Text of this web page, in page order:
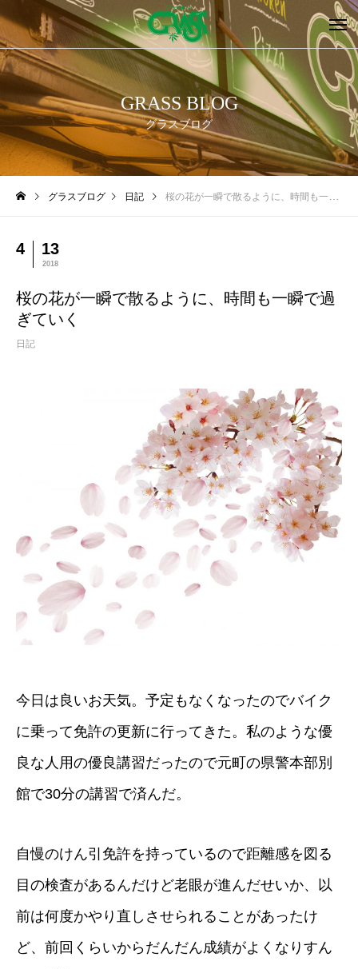
GRASS BLOG
グラスブログ
グラスブログ 日記 桜の花が一瞬で散るように、時間も一瞬で過ぎていく
4 13
2018
桜の花が一瞬で散るように、時間も一瞬で過
ぎていく
日記
今日は良いお天気。予定もなくなったのでバイク
に乗って免許の更新に行ってきた。私のような優
良な人用の優良講習だったので元町の県警本部別
館で30分の講習で済んだ。
自慢のけん引免許を持っているので距離感を図る
目の検査があるんだけど老眼が進んだせいか、以
前は何度かやり直しさせられることがあったけ
ど、前回くらいからだんだん成績がよくなりすん